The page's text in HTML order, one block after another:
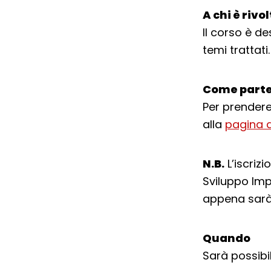
A chi è
Il corso è
temi trattati.
Come
Per
alla pagina
N.B.
Sviluppo
appena
Quando
Sarà